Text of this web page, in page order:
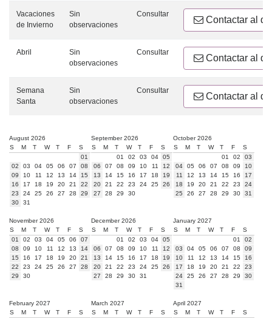
Vacaciones
de Invierno
Sin
observaciones
Consultar
Contactar al
Abril
Sin
observaciones
Consultar
Contactar al
Semana
Santa
Sin
observaciones
Consultar
Contactar al
August 2026
S
M T W T F
S
01
02
03 04 05 06 07
08
09
10 11 12 13 14
15
16
17 18 19 20 21
22
23
24 25 26 27 28
29
30
31
September 2026
S
M T W T F
S
01
02 03 04
05
06
07 08 09 10 11
12
13
14 15 16 17 18
19
20
21 22 23 24 25
26
27
28 29 30
October 2026
S
M T W T F
S
01
02
03
04
05 06 07 08 09
10
11
12 13 14 15 16
17
18
19 20 21 22 23
24
25
26 27 28 29 30 31
November 2026
S
M T W T F
S
01
02 03 04 05 06
07
08
09 10 11 12 13
14
15
16 17 18 19 20
21
22
23 24 25 26 27
28
29
30
December 2026
S
M T W T F
S
01
02 03 04
05
06
07 08 09 10 11
12
13
14 15 16 17 18
19
20
21 22 23 24 25
26
27
28 29 30 31
January 2027
S
M T W T F
S
01
02
03
04 05 06 07 08
09
10
11 12 13 14 15
16
17
18 19 20 21 22
23
24
25 26 27 28 29
30
31
February 2027
S
M T W T F
S
March 2027
S
M T W T F
S
April 2027
S
M T W T F
S